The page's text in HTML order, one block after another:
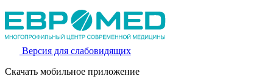
Версия для слабовидящих
Скачать мобильное приложение